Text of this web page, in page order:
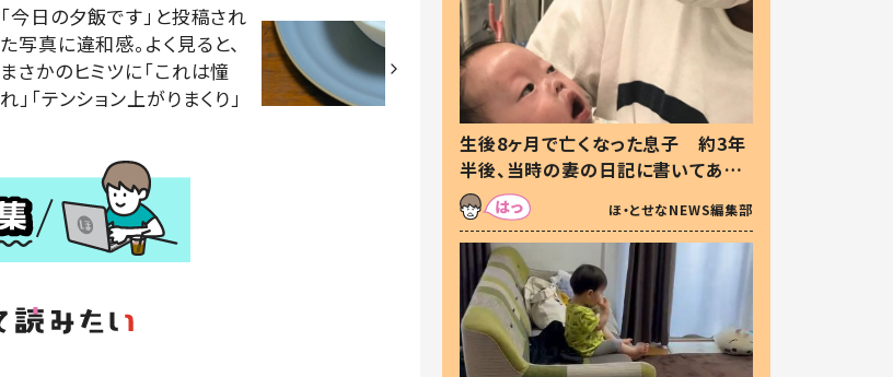
「今日の夕飯です」と投稿され
た写真に違和感。よく見ると、
まさかのヒミツに「これは憧
れ」「テンション上がりまくり」
生後8ヶ月で亡くなった息子 約3年
半後、当時の妻の日記に書いてあっ
た本音とは
ほ・とせなNEWS編集部